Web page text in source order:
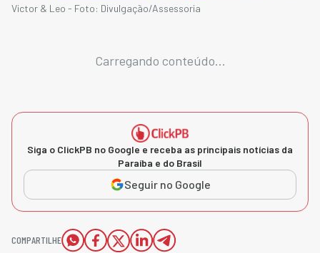
Victor & Leo - Foto: Divulgação/Assessoria
Carregando conteúdo...
Siga o ClickPB no Google e receba as principais notícias da
Paraíba e do Brasil
Seguir no Google
COMPARTILHE